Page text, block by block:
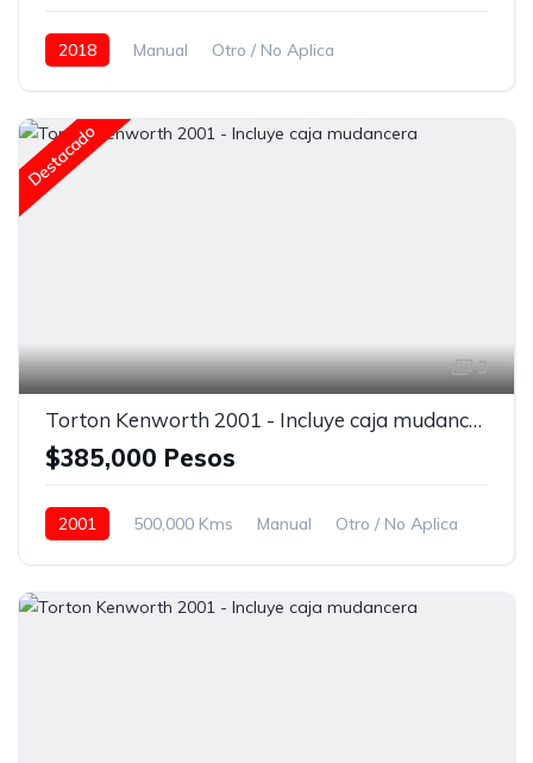
2018 Manual
Otro / No Aplica
Destacado
3
Torton Kenworth 2001 - Incluye caja mudancera
$385,000 Pesos
2001 500,000 Kms Manual
Otro / No Aplica
Faros de niebla
Asientos neumáticos Amarillo